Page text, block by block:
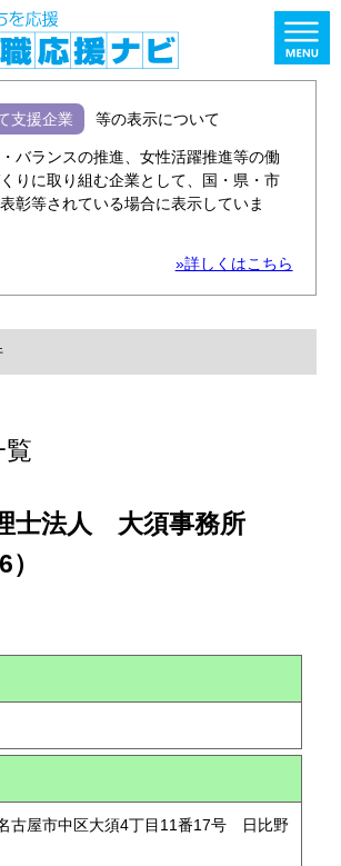
支援企業 等の表示について
バランスの推進、女性活躍推進等の働
りに取り組む企業として、国・県・市
彰等されている場合に表示していま
»詳しくはこちら
覧
士法人 大須事務所
古屋市中区大須4丁目11番17号 日比野